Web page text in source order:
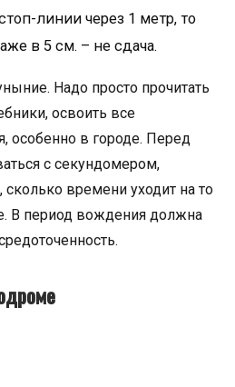
линии через 1 метр, то
в 5 см. – не сдача.
Надо просто прочитать
освоить все
особенно в городе. Перед
с секундомером,
сколько времени уходит на то
В период вождения должна